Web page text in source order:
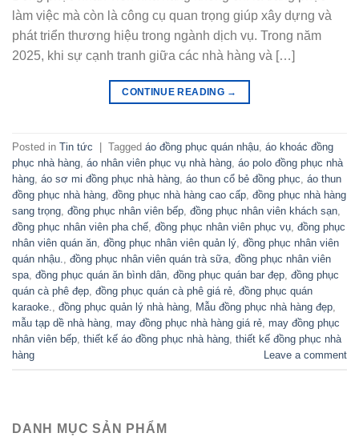
làm việc mà còn là công cụ quan trọng giúp xây dựng và
phát triển thương hiệu trong ngành dịch vụ. Trong năm
2025, khi sự cạnh tranh giữa các nhà hàng và […]
CONTINUE READING →
Posted in Tin tức | Tagged áo đồng phục quán nhậu áo khoác đồng
phục nhà hàng áo nhân viên phục vụ nhà hàng áo polo đồng phục nhà
hàng áo sơ mi đồng phục nhà hàng áo thun cổ bẻ đồng phục áo thun
đồng phục nhà hàng đồng phục nhà hàng cao cấp đồng phục nhà hàng
sang trọng đồng phục nhân viên bếp đồng phục nhân viên khách sạn
đồng phục nhân viên pha chế đồng phục nhân viên phục vụ đồng phục
nhân viên quán ăn đồng phục nhân viên quản lý đồng phục nhân viên
quán nhậu.
đồng phục nhân viên quán trà sữa đồng phục nhân viên
spa đồng phục quán ăn bình dân đồng phục quán bar đẹp đồng phục
quán cà phê đẹp đồng phục quán cà phê giá rẻ đồng phục quán
karaoke.
đồng phục quản lý nhà hàng Mẫu đồng phục nhà hàng đẹp
mẫu tạp dề nhà hàng may đồng phục nhà hàng giá rẻ may đồng phục
nhân viên bếp thiết kế áo đồng phục nhà hàng thiết kế đồng phục nhà
hàng
Leave a comment
DANH MỤC SẢN PHẨM